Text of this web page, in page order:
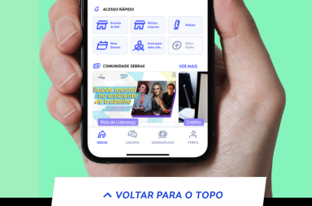
VOLTAR PARA O TOPO